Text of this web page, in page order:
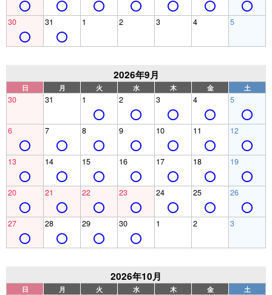
30 31 1 2 3 4 5
2026年9月
日 月 火 水 木 金 土
30 31 1 2 3 4 5
6 7 8 9 10 11 12
13 14 15 16 17 18 19
20 21 22 23 24 25 26
27 28 29 30 1 2 3
2026年10月
日 月 火 水 木 金 土